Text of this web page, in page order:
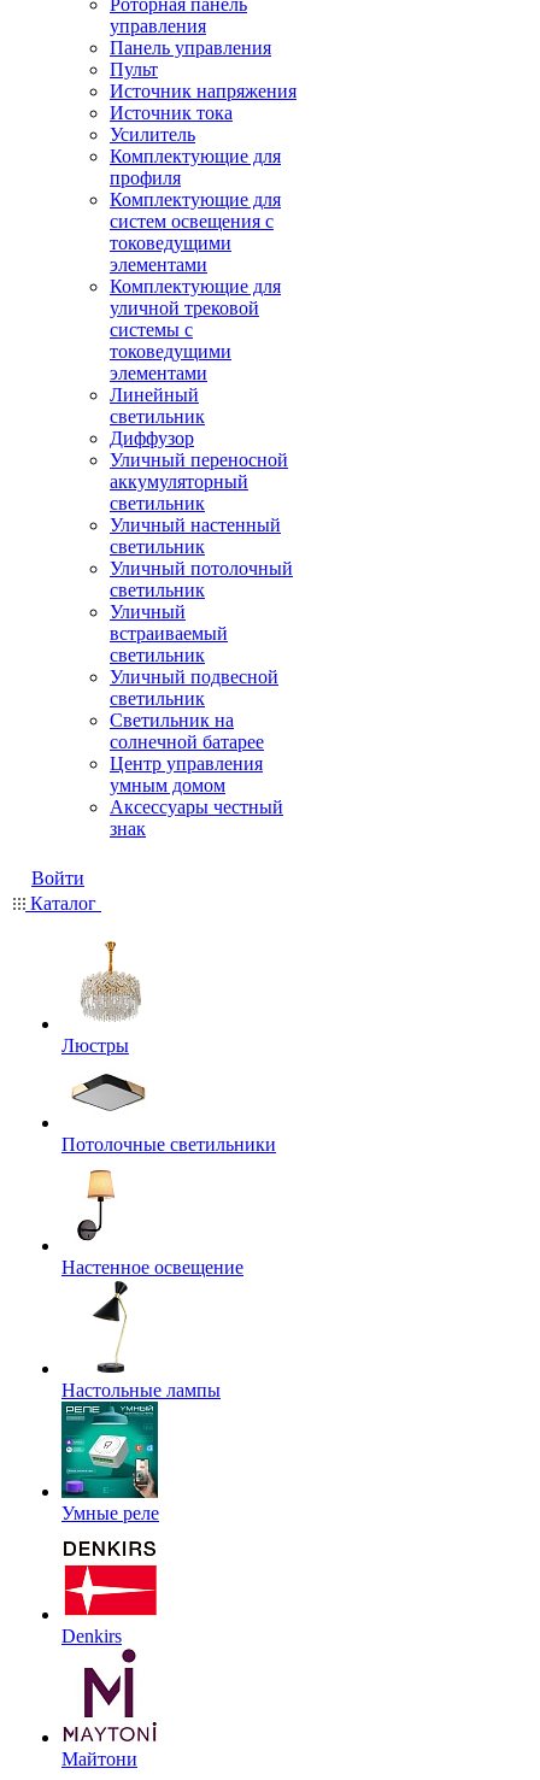
Роторная панель
управления
Панель управления
Пульт
Источник напряжения
Источник тока
Усилитель
Комплектующие для
профиля
Комплектующие для
систем освещения с
токоведущими
элементами
Комплектующие для
уличной трековой
системы с
токоведущими
элементами
Линейный
светильник
Диффузор
Уличный переносной
аккумуляторный
светильник
Уличный настенный
светильник
Уличный потолочный
светильник
Уличный
встраиваемый
светильник
Уличный подвесной
светильник
Светильник на
солнечной батарее
Центр управления
умным домом
Аксессуары честный
знак
Войти
Каталог
Люстры
Потолочные светильники
Настенное освещение
Настольные лампы
Умные реле
Denkirs
Майтони